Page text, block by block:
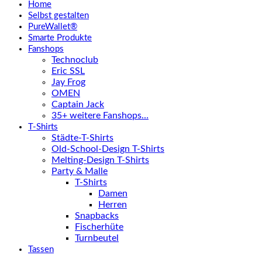
Home
Selbst gestalten
PureWallet®
Smarte Produkte
Fanshops
Technoclub
Eric SSL
Jay Frog
OMEN
Captain Jack
35+ weitere Fanshops…
T-Shirts
Städte-T-Shirts
Old-School-Design T-Shirts
Melting-Design T-Shirts
Party & Malle
T-Shirts
Damen
Herren
Snapbacks
Fischerhüte
Turnbeutel
Tassen